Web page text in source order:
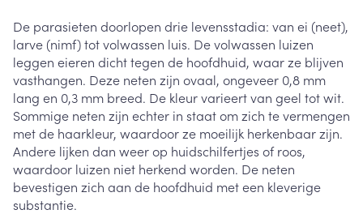
De parasieten doorlopen drie levensstadia: van ei (neet),
larve (nimf) tot volwassen luis. De volwassen luizen
leggen eieren dicht tegen de hoofdhuid, waar ze blijven
vasthangen. Deze neten zijn ovaal, ongeveer 0,8 mm
lang en 0,3 mm breed. De kleur varieert van geel tot wit.
Sommige neten zijn echter in staat om zich te vermengen
met de haarkleur, waardoor ze moeilijk herkenbaar zijn.
Andere lijken dan weer op huidschilfertjes of roos,
waardoor luizen niet herkend worden. De neten
bevestigen zich aan de hoofdhuid met een kleverige
substantie.